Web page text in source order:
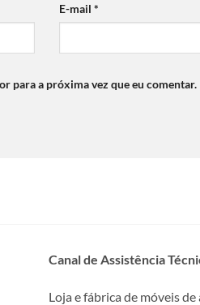
E-mail*
para a próxima vez que eu comentar.
Canal de Assistência
Loja e fábrica de móveis